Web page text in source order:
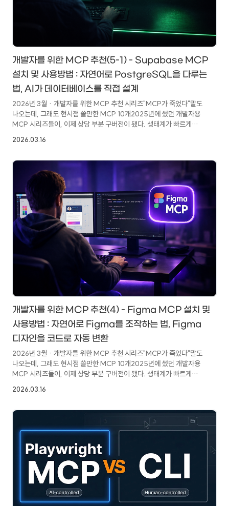
개발자를 위한 MCP 추천(5-1) - Supabase MCP
설치 및 사용방법 : 자연어로 PostgreSQL을 다루는
법, AI가 데이터베이스를 직접 설계
2026년 3월 · 개발자를 위한 MCP 추천 시리즈"MCP가 죽었다"말도
나오는데, 그래도 현시점 쓸만한 MCP 10개2025년에 썼던 개발자용
MCP 시리즈들이, 이제 상당 부분 구버전이 됐다. 생태계가 빠르게
써보고 쓸 만한 것들만 골라 정리해려고 한다.이 시리즈를 다시 쓰는
도발적 주장"이라는 글을 정리한 적이 있다. Eric Holmes가 주장한
핵심은 간단하다. LLM은 이미 CLI에 능숙하다. 그렇다면 MCP라는
별도의 추상 계층이 굳이 필요한가?실제로 Claude Code 환경에서
MCP 대신 CLI로 해결되는 경우가 꽤 많다. 디버깅도 쉽..
2026.03.16
개발자를 위한 MCP 추천(4) - Figma MCP 설치 및
사용방법 : 자연어로 Figma를 조작하는 법, Figma
디자인을 코드로 자동 변환
2026년 3월 · 개발자를 위한 MCP 추천 시리즈"MCP가 죽었다"말도
나오는데, 그래도 현시점 쓸만한 MCP 10개2025년에 썼던 개발자용
MCP 시리즈들이, 이제 상당 부분 구버전이 됐다. 생태계가 빠르게
써보고 쓸 만한 것들만 골라 정리해려고 한다.이 시리즈를 다시 쓰는
도발적 주장"이라는 글을 정리한 적이 있다. Eric Holmes가 주장한
핵심은 간단하다. LLM은 이미 CLI에 능숙하다. 그렇다면 MCP라는
별도의 추상 계층이 굳이 필요한가?실제로 Claude Code 환경에서
MCP 대신 CLI로 해결되는 경우가 꽤 많다. 디버깅도 쉽..
2026.03.16